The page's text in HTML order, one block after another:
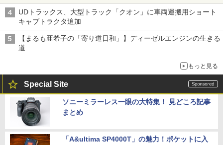
UDトラックス、大型トラック「クオン」に車両運搬用ショート
キャブトラクタ追加
【まるも亜希子の「寄り道日和」】ディーゼルエンジンの生きる
道
もっと見る
Special Site
ソニーミラーレス一眼の大特集！ 見どころ記事
まとめ
「A&ultima SP4000T」の魅力！ポケットに入